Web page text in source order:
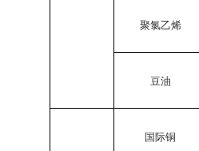
聚氯乙烯
豆油
国际铜